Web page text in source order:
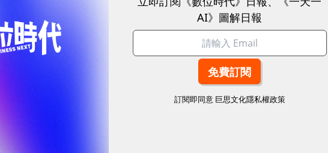
告別「極速迷思」！
AI》圖解日報
訂閱即同意 巨思文化隱私權政策